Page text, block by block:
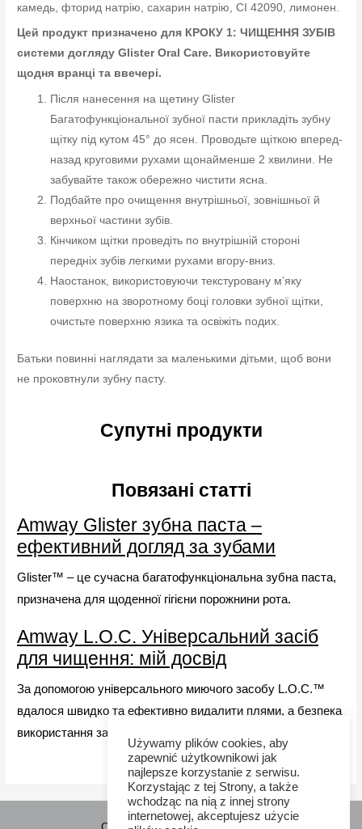
камедь, фторид натрію, сахарин натрію, CI 42090, лимонен.
Цей продукт призначено для КРОКУ 1: ЧИЩЕННЯ ЗУБІВ
системи догляду Glister Oral Care. Використовуйте
щодня вранці та ввечері.
Після нанесення на щетину Glister
Багатофункціональної зубної пасти прикладіть зубну
щітку під кутом 45° до ясен. Проводьте щіткою вперед-
назад круговими рухами щонайменше 2 хвилини. Не
забувайте також обережно чистити ясна.
Подбайте про очищення внутрішньої, зовнішньої й
верхньої частини зубів.
Кінчиком щітки проведіть по внутрішній стороні
передніх зубів легкими рухами вгору-вниз.
Наостанок, використовуючи текстуровану м’яку
поверхню на зворотному боці головки зубної щітки,
очистьте поверхню язика та освіжіть подих.
Батьки повинні наглядати за маленькими дітьми, щоб вони
не проковтнули зубну пасту.
Супутні продукти
Повязані статті
Amway Glister зубна паста –
ефективний догляд за зубами
Glister™ – це сучасна багатофункціональна зубна паста,
призначена для щоденної гігієни порожнини рота.
Amway L.O.C. Універсальний засіб
для чищення: мій досвід
За допомогою універсального миючого засобу L.O.C.™
вдалося швидко та ефективно видалити плями, а безпека
використання забезпечує спокій родині. Спробуйте!
Używamy plików cookies, aby
zapewnić użytkownikowi jak
najlepsze korzystanie z serwisu.
Korzystając z tej Strony, a także
wchodząc na nią z innej strony
internetowej, akceptujesz użycie